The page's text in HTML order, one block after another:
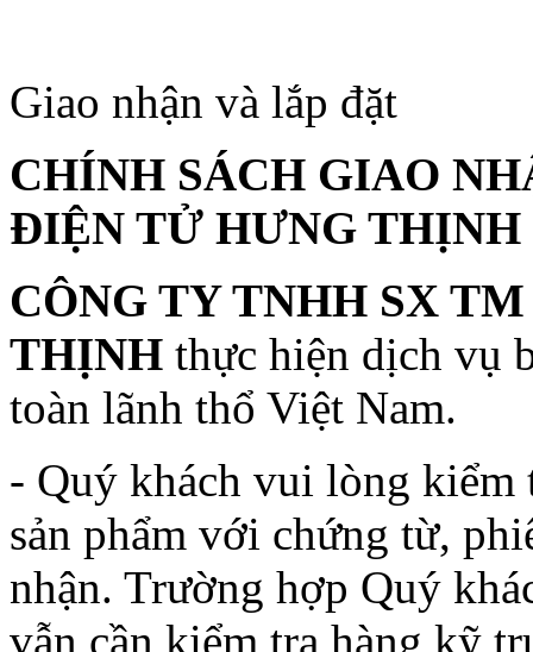
Giao nhận và lắp đặt
CHÍNH SÁCH GIAO NH
ĐIỆN TỬ HƯNG THỊNH
CÔNG TY TNHH SX
THỊNH thực hiện dịch vụ
toàn lãnh thổ Việt Nam.
- Quý khách vui lòng kiểm
sản phẩm với chứng từ,
nhận. Trường hợp Quý
vẫn cần kiểm tra hàng kỹ